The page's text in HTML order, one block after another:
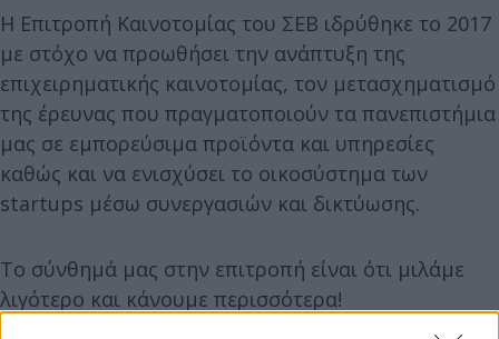
Η Επιτροπή Καινοτομίας του ΣΕΒ ιδρύθηκε το 2017
με στόχο να προωθήσει την ανάπτυξη της
επιχειρηματικής καινοτομίας, τον μετασχηματισμό
της έρευνας που πραγματοποιούν τα πανεπιστήμια
μας σε εμπορεύσιμα προϊόντα και υπηρεσίες
καθώς και να ενισχύσει το οικοσύστημα των
startups μέσω συνεργασιών και δικτύωσης.
Το σύνθημά μας στην επιτροπή είναι ότι μιλάμε
λιγότερο και κάνουμε περισσότερα!